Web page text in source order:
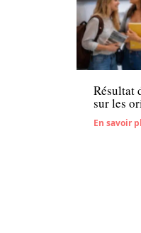
Enfant
Résultat
sur les
En savoir